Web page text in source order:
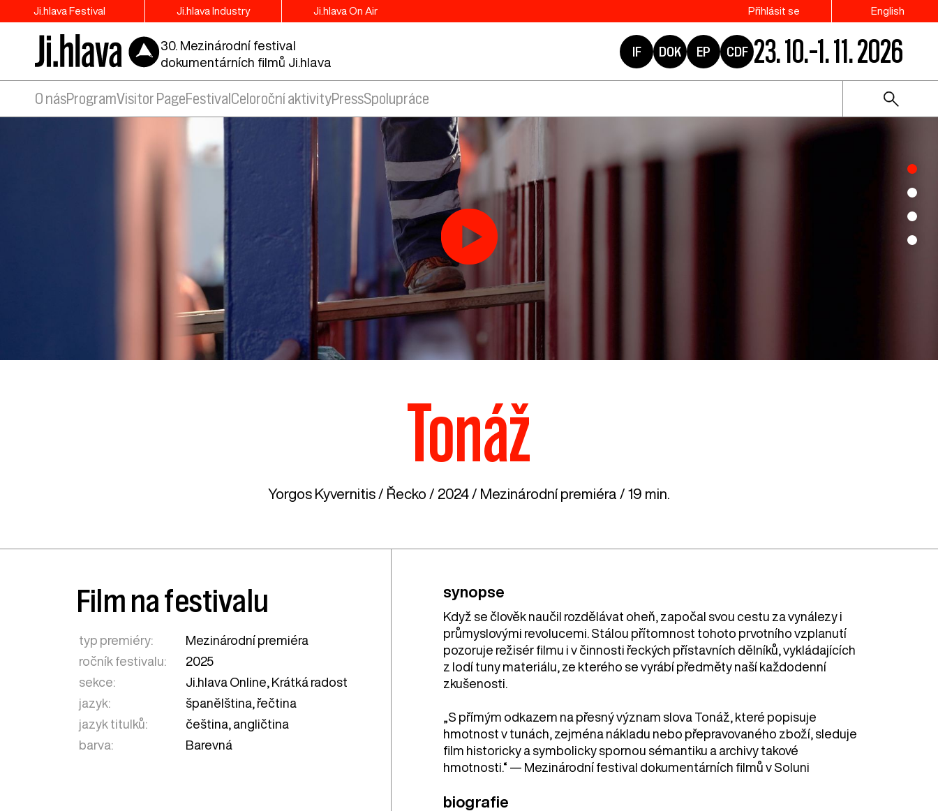
Ji.hlava Festival Ji.hlava Industry Ji.hlava On Air Přihlásit se English
30. Mezinárodní festival
dokumentárních filmů Ji.hlava
IF DOK EP CDF 23. 10.–1. 11. 2026
O násProgramVisitor PageFestival Celoroční aktivityPressSpolupráce
Tonáž
Yorgos Kyvernitis / Řecko / 2024 / Mezinárodní premiéra / 19 min.
synopse
Když se člověk naučil rozdělávat oheň, započal svou cestu za vynálezy i
průmyslovými revolucemi. Stálou přítomnost tohoto prvotního vzplanutí
pozoruje režisér filmu i v činnosti řeckých přístavních dělníků, vykládajících
z lodí tuny materiálu, ze kterého se vyrábí předměty naší každodenní
zkušenosti.
„S přímým odkazem na přesný význam slova Tonáž, které popisuje
hmotnost v tunách, zejména nákladu nebo přepravovaného zboží, sleduje
film historicky a symbolicky spornou sémantiku a archivy takové
hmotnosti.“ — Mezinárodní festival dokumentárních filmů v Soluni
biografie
Film na festivalu
typ premiéry:
Mezinárodní premiéra
ročník festivalu:
2025
sekce:
Ji.hlava Online Krátká radost
jazyk:
španělština, řečtina
jazyk titulků:
čeština, angličtina
barva:
Barevná